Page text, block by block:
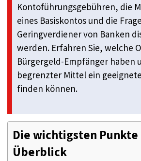
Kontoführungsgebühren, die
eines Basiskontos und die
Geringverdiener von Banken
werden. Erfahren Sie, welche
Bürgergeld-Empfänger haben
begrenzter Mittel ein
finden können.
Die wichtigsten Punkte
Überblick